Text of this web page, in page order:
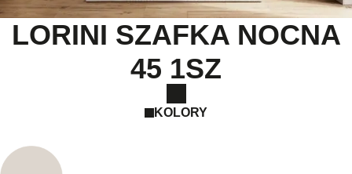
LORINI SZAFKA NOCNA
45 1SZ
KOLORY